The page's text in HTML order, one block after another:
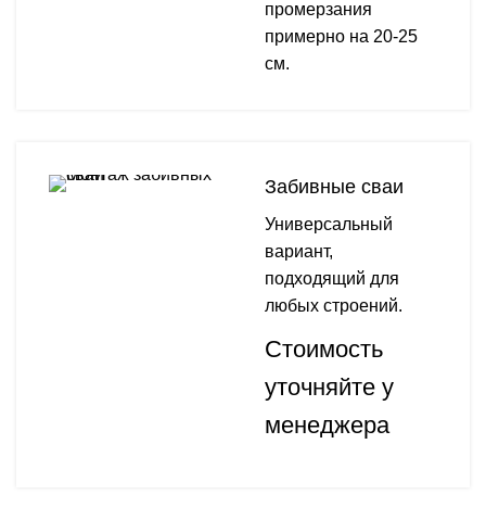
промерзания
примерно на 20-25
см.
Забивные сваи
Универсальный
вариант,
подходящий для
любых строений.
Стоимость
уточняйте у
менеджера